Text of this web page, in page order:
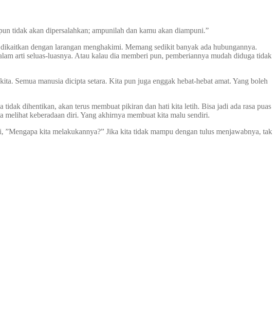
tidak akan dipersalahkan; ampunilah dan kamu akan diampuni.”
dengan larangan menghakimi. Memang sedikit banyak ada hubungannya.
arti seluas-luasnya. Atau kalau dia memberi pun, pemberiannya mudah diduga tidak
Semua manusia dicipta setara. Kita pun juga enggak hebat-hebat amat. Yang boleh
dihentikan, akan terus membuat pikiran dan hati kita letih. Bisa jadi ada rasa puas
keberadaan diri. Yang akhirnya membuat kita malu sendiri.
kita melakukannya?” Jika kita tidak mampu dengan tulus menjawabnya, tak